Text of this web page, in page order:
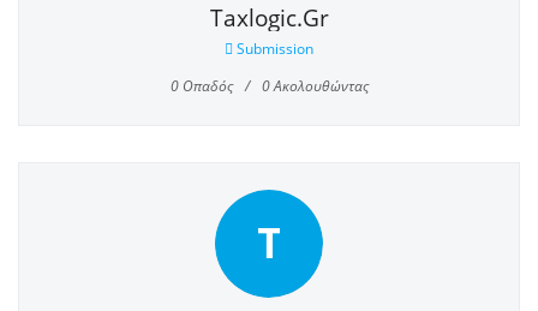
Taxlogic.gr
Submission
0Οπαδός 0Ακολουθώντας
T